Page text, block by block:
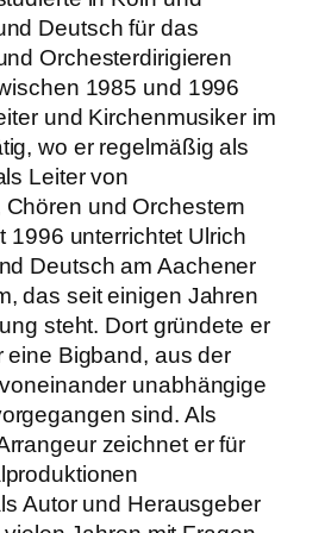
Deutsch für das
Orchesterdirigieren
1985 und 1996
und Kirchenmusiker im
wo er regelmäßig als
Leiter von
und Orchestern
1996 unterrichtet Ulrich
Deutsch am Aachener
das seit einigen Jahren
steht. Dort gründete er
eine Bigband, aus der
unabhängige
sind. Als
zeichnet er für
Autor und Herausgeber